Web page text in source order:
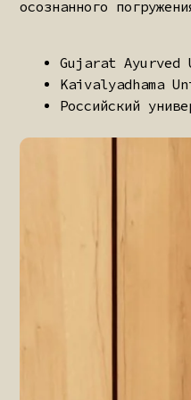
Российский